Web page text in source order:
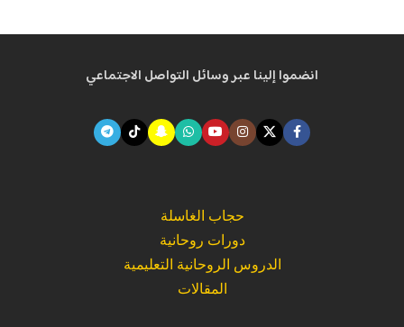
انضموا إلينا عبر وسائل التواصل الاجتماعي
حجاب الغاسلة
دورات روحانية
الدروس الروحانية التعليمية
المقالات